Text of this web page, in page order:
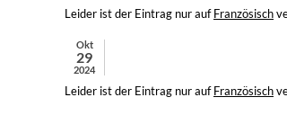
Leider ist der Eintrag nur aufFranzösisch
Okt
29
2024
Leider ist der Eintrag nur aufFranzösisch